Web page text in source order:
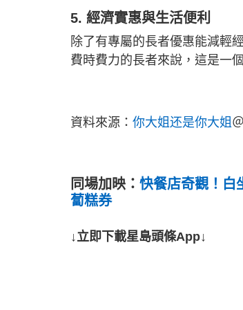
5. 經濟實惠與生活便利
除了有專屬的長者優惠能減輕
費時費力的長者來說，這是一
資料來源： 你大姐还是你大姐
同場加映： 快餐店奇觀！白
蔔糕券
↓立即下載星島頭條App↓